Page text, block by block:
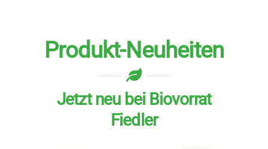
Produkt-Neuheiten
Jetzt neu bei Biovorrat
Fiedler